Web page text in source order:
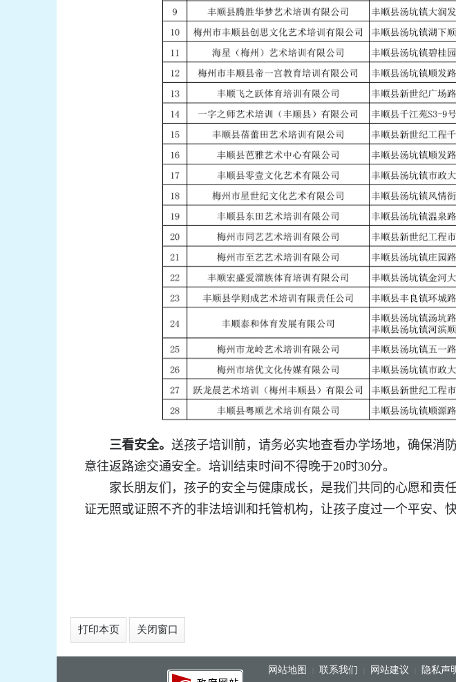
三看安全。 送孩子培训前，请务必实地查看办学场地，确保消
意往返路途交通安全。培训结束时间不得晚于20时30分。
家长朋友们，孩子的安全与健康成长，是我们共同的心愿和责
证无照或证照不齐的非法培训和托管机构，让孩子度过一个平安、
打印本页 关闭窗口
网站地图 联系我们 网站建议 隐私声